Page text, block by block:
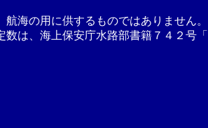
航海の用に供するものではありません
数は、海上保安庁水路部書籍７４２号